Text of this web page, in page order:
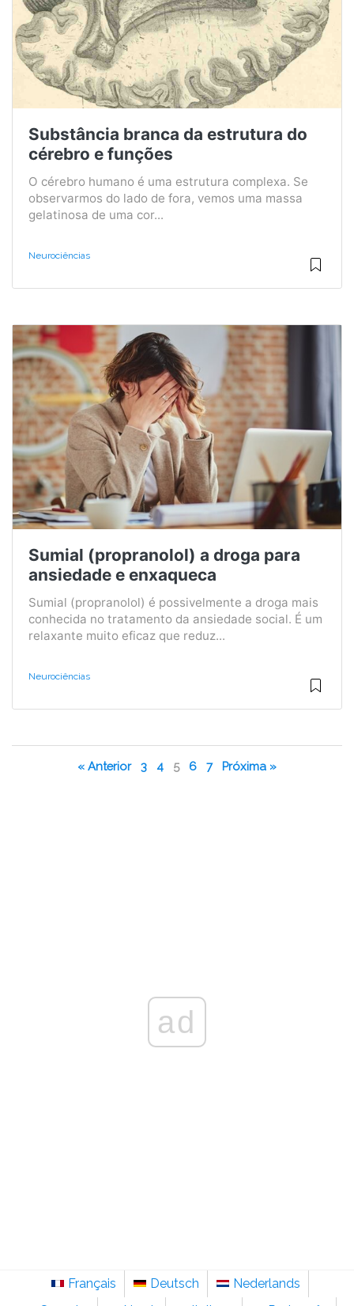
Substância branca da estrutura do
cérebro e funções
O cérebro humano é uma estrutura complexa. Se
observarmos do lado de fora, vemos uma massa
gelatinosa de uma cor...
Neurociências
Sumial (propranolol) a droga para
ansiedade e enxaqueca
Sumial (propranolol) é possivelmente a droga mais
conhecida no tratamento da ansiedade social. É um
relaxante muito eficaz que reduz...
Neurociências
« Anterior 3 4 5 6 7 Próxima »
ad
Français Deutsch
Nederlands